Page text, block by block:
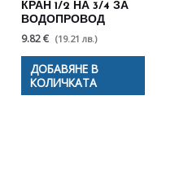
КРАН 1/2 НА 3/4 ЗА
ВОДОПРОВОД
9.82 € (19.21 лв.)
ДОБАВЯНЕ В
КОЛИЧКАТА